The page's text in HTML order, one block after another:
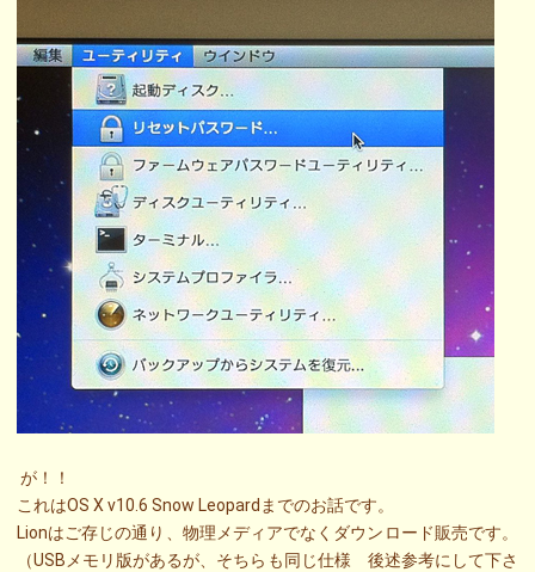
が！！
これはOS X v10.6 Snow Leopardまでのお話です。
Lionはご存じの通り、物理メディアでなくダウンロード販売です。
（USBメモリ版があるが、そちらも同じ仕様 後述参考にして下さ